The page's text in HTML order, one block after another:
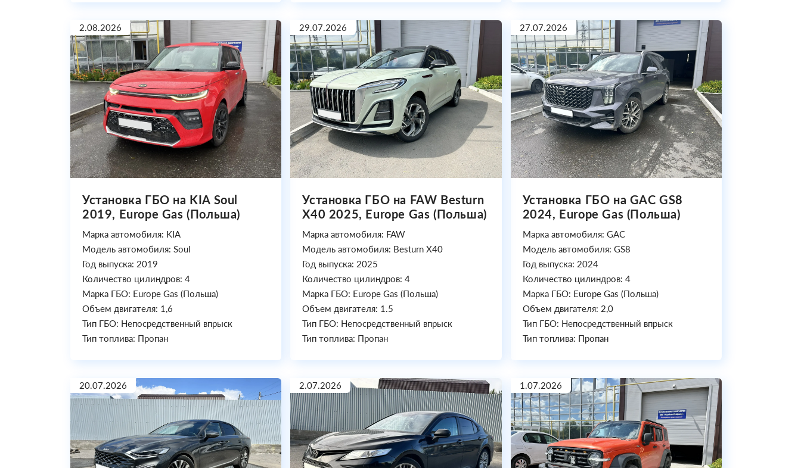
2.08.2026
Установка ГБО на KIA Soul
2019, Europe Gas (Польша)
Марка автомобиля: KIA
Модель автомобиля: Soul
Год выпуска: 2019
Количество цилиндров: 4
Марка ГБО: Europe Gas (Польша)
Объем двигателя: 1,6
Тип ГБО: Непосредственный впрыск
Тип топлива: Пропан
29.07.2026
Установка ГБО на FAW Besturn
X40 2025, Europe Gas (Польша)
Марка автомобиля: FAW
Модель автомобиля: Besturn X40
Год выпуска: 2025
Количество цилиндров: 4
Марка ГБО: Europe Gas (Польша)
Объем двигателя: 1.5
Тип ГБО: Непосредственный впрыск
Тип топлива: Пропан
27.07.2026
Установка ГБО на GAC GS8
2024, Europe Gas (Польша)
Марка автомобиля: GAC
Модель автомобиля: GS8
Год выпуска: 2024
Количество цилиндров: 4
Марка ГБО: Europe Gas (Польша)
Объем двигателя: 2,0
Тип ГБО: Непосредственный впрыск
Тип топлива: Пропан
20.07.2026 2.07.2026 1.07.2026